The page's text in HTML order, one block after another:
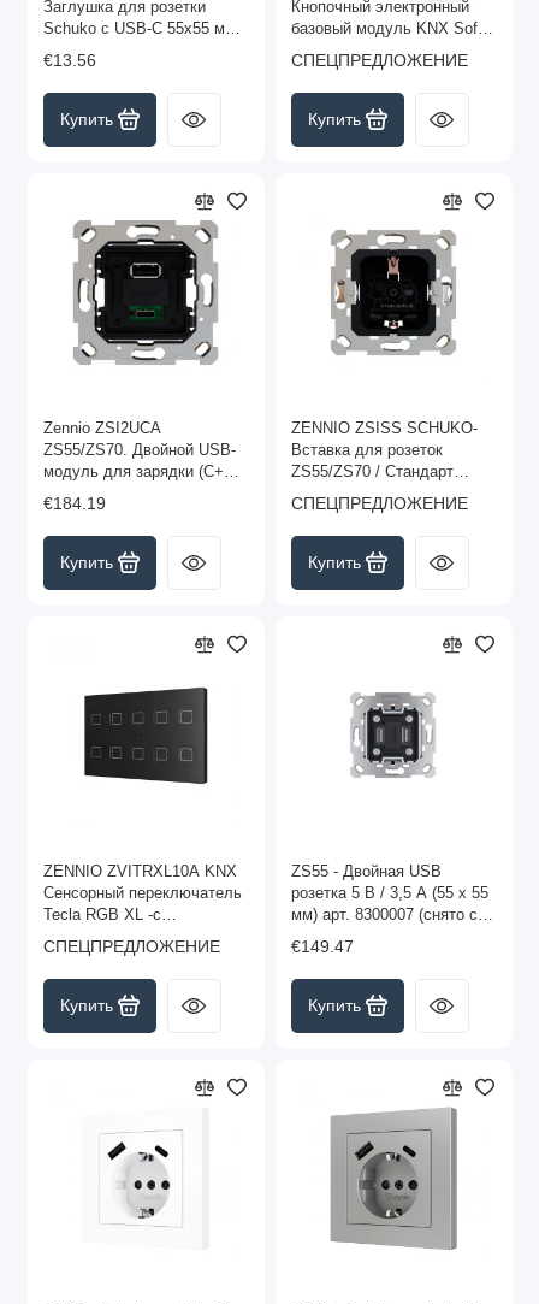
Заглушка для розетки
Schuko с USB-C 55x55 мм -
серебро (снято с
производства)
€13.56
Купить
Кнопочный электронный
базовый модуль KNX Soft
ZS55 | Стандартный, арт.
ZS55SOFT
СПЕЦПРЕДЛОЖЕНИЕ
Купить
Zennio ZSI2UCA
ZS55/ZS70. Двойной USB-
модуль для зарядки (C+A)
- 5 В / 3,5 А (без крышки)
€184.19
Купить
ZENNIO ZSISS SCHUKO-
Вставка для розеток
ZS55/ZS70 / Стандарт
арт.ZSISS
СПЕЦПРЕДЛОЖЕНИЕ
Купить
ZENNIO ZVITRXL10A KNX
Сенсорный переключатель
Tecla RGB XL -с
подсветкой | 10 кнопок-
антрацит- арт. ZVITRXL10A
СПЕЦПРЕДЛОЖЕНИЕ
Купить
ZS55 - Двойная USB
розетка 5 В / 3,5 А (55 x 55
мм) арт. 8300007 (снято с
производства)
€149.47
Купить